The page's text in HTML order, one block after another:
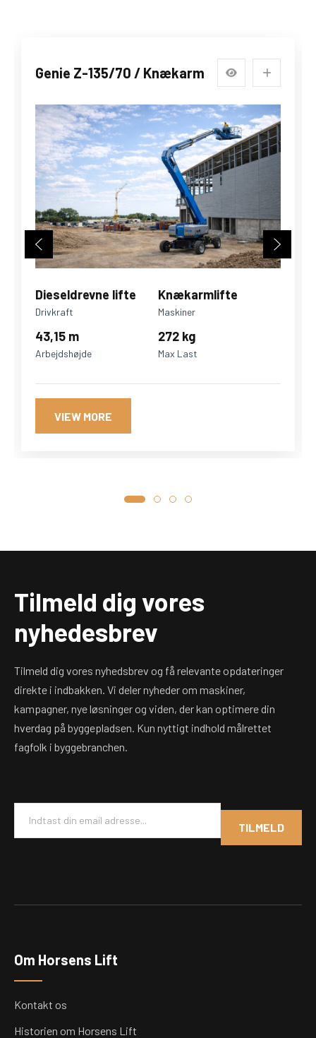
Genie Z-135/70 / Knækarm
Dieseldrevne lifte
Drivkraft
Knækarmlifte
Maskiner
43,15 m
Arbejdshøjde
272 kg
Max Last
VIEW MORE
Tilmeld dig vores
nyhedesbrev
Tilmeld dig vores nyhedsbrev og få relevante opdateringer
direkte i indbakken. Vi deler nyheder om maskiner,
kampagner, nye løsninger og viden, der kan optimere din
hverdag på byggepladsen. Kun nyttigt indhold målrettet
fagfolk i byggebranchen.
a
TILMELD
Om Horsens Lift
Kontakt os
Historien om Horsens Lift